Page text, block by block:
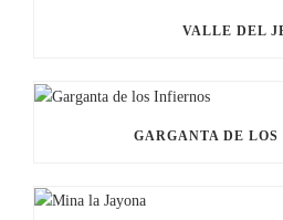
VALLE DEL
GARGANTA DE